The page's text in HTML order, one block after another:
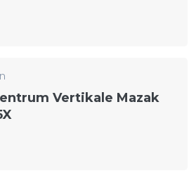
Vertikale Mazak